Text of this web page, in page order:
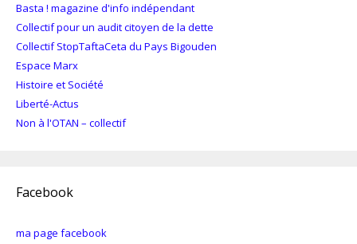
Basta ! magazine d'info indépendant
Collectif pour un audit citoyen de la dette
Collectif StopTaftaCeta du Pays Bigouden
Espace Marx
Histoire et Société
Liberté-Actus
Non à l'OTAN – collectif
Facebook
ma page facebook